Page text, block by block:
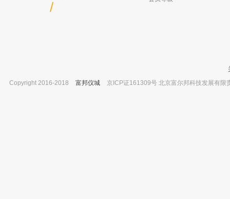
/
Copyright 2016-2018
富邦仪城 京ICP证161309号 北京富尔邦科技发展有